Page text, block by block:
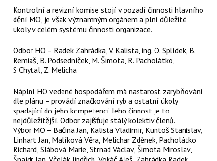
Kontrolní a revizní komise stojí v pozadí činnosti hlavního
dění MO, je však významným orgánem a plní důležité
úkoly v celém systému činnosti organizace.
Odbor HO – Radek Zahrádka, V. Kalista, ing. O. Splídek, B.
Remiáš, B. Podsedníček, M. Šimota, R. Pacholátko,
S Chytal, Z. Melicha
Náplní HO vedené hospodářem má nastarost zarybňování
dle plánu – provádí značkování ryb a ostatní úkoly
spadající do jeho kompetencí. Jeho činnost je to
nejdůležitější. Odbor zajišťuje stálý kolektiv členů.
Výbor MO – Bačina Jan, Kalista Vladimír, Kuntoš Stanislav,
Linhart Jan, Malíková Věra, Melichar Zděnek, Pacholátko
Richard, Slábová Marie, Strnad Václav, Šimota Miroslav,
Šnajdr Jan, Včelák Jindřich, Vokáč Aleš, Zahrádka Radek.